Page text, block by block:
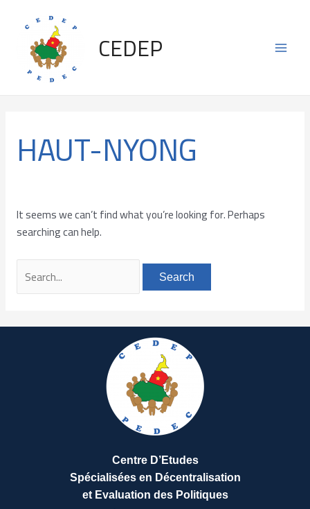
content
CEDEP
HAUT-NYONG
It seems we can’t find what you’re looking for. Perhaps
searching can help.
for:
Centre D’Etudes
Spécialisées en Décentralisation
et Evaluation des Politiques